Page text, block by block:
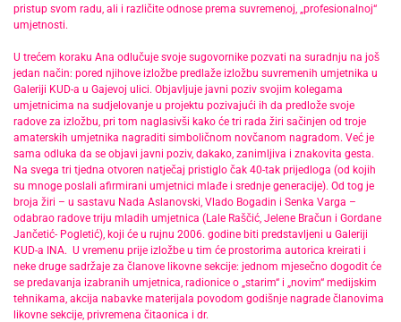
pristup svom radu, ali i različite odnose prema suvremenoj, „profesionalnoj“
umjetnosti.
U trećem koraku Ana odlučuje svoje sugovornike pozvati na suradnju na još
jedan način: pored njihove izložbe predlaže izložbu suvremenih umjetnika u
Galeriji KUD-a u Gajevoj ulici. Objavljuje javni poziv svojim kolegama
umjetnicima na sudjelovanje u projektu pozivajući ih da predlože svoje
radove za izložbu, pri tom naglasivši kako će tri rada žiri sačinjen od troje
amaterskih umjetnika nagraditi simboličnom novčanom nagradom. Već je
sama odluka da se objavi javni poziv, dakako, zanimljiva i znakovita gesta.
Na svega tri tjedna otvoren natječaj pristiglo čak 40-tak prijedloga (od kojih
su mnoge poslali afirmirani umjetnici mlađe i srednje generacije). Od tog je
broja žiri – u sastavu Nada Aslanovski, Vlado Bogadin i Senka Varga –
odabrao radove triju mladih umjetnica (Lale Raščić, Jelene Bračun i Gordane
Jančetić- Pogletić), koji će u rujnu 2006. godine biti predstavljeni u Galeriji
KUD-a INA. U vremenu prije izložbe u tim će prostorima autorica kreirati i
neke druge sadržaje za članove likovne sekcije: jednom mjesečno dogodit će
se predavanja izabranih umjetnica, radionice o „starim“ i „novim“ medijskim
tehnikama, akcija nabavke materijala povodom godišnje nagrade članovima
likovne sekcije, privremena čitaonica i dr.